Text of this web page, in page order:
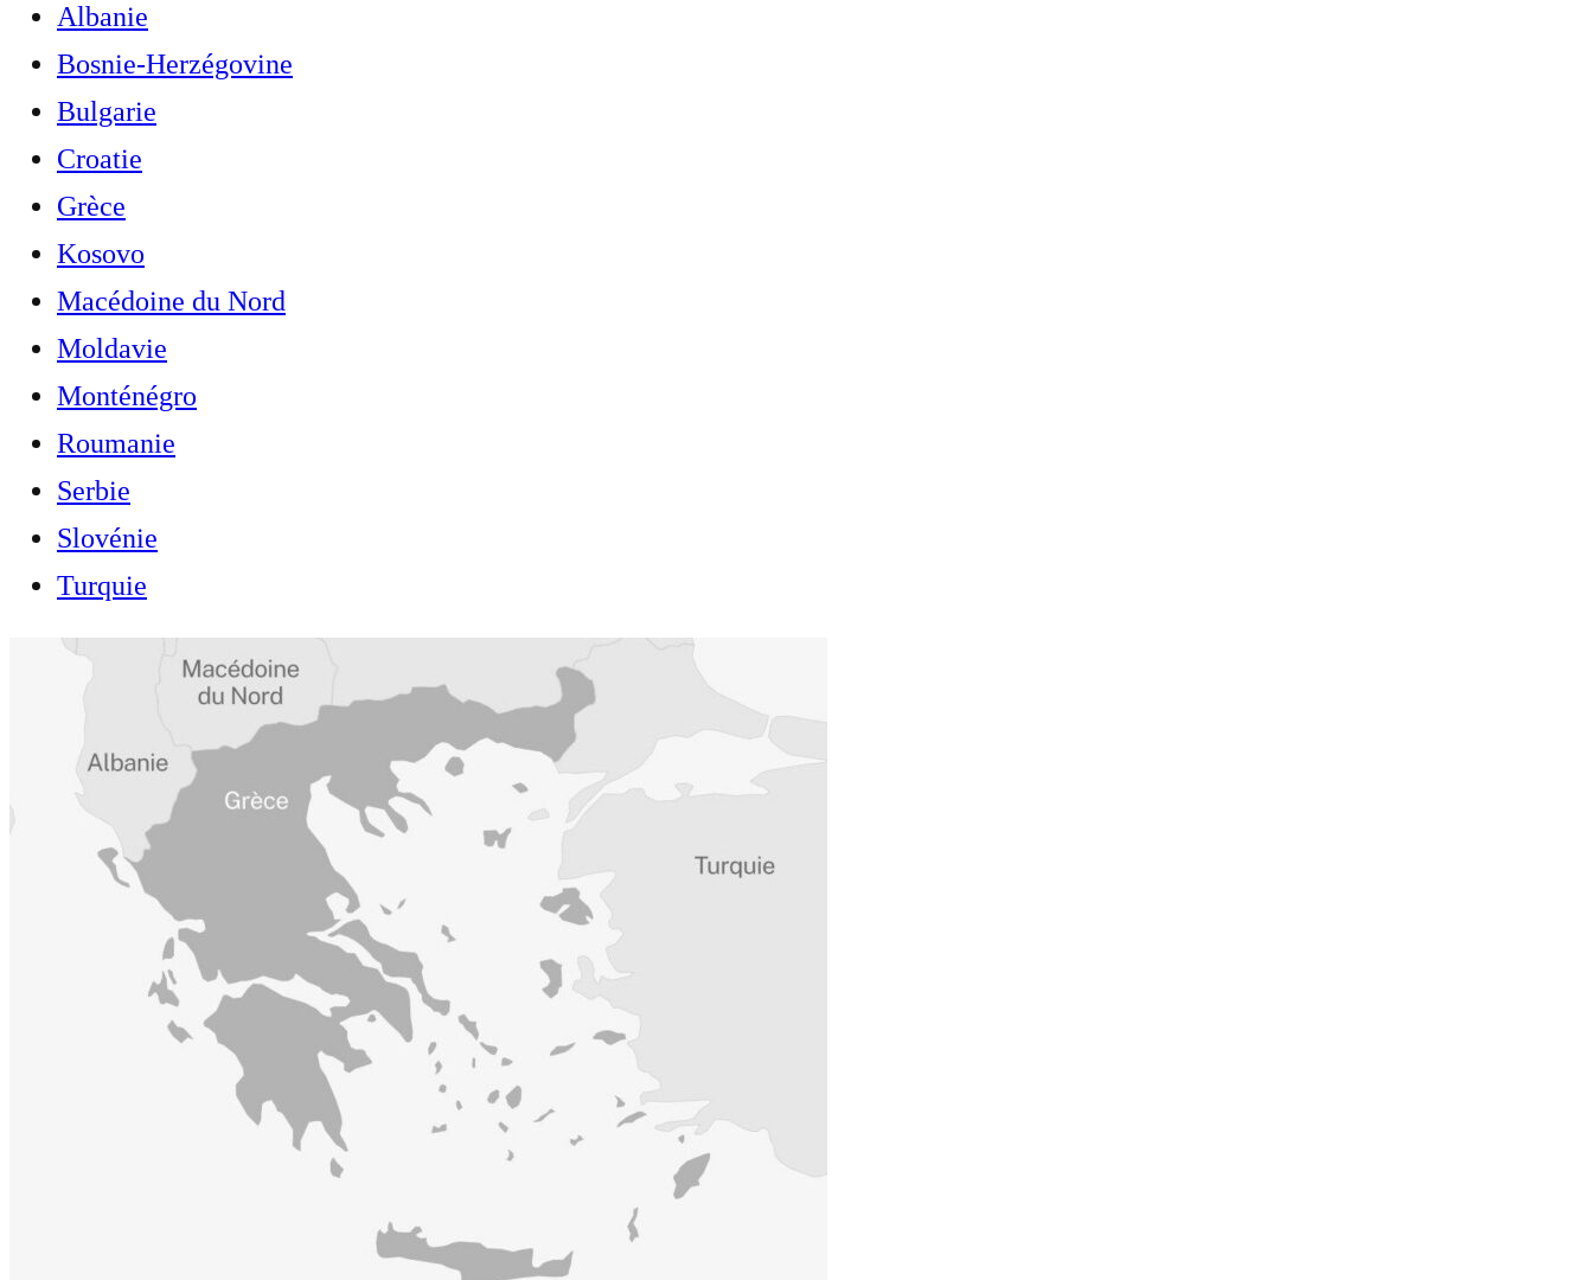
Albanie
Bosnie-Herzégovine
Bulgarie
Croatie
Grèce
Kosovo
Macédoine du Nord
Moldavie
Monténégro
Roumanie
Serbie
Slovénie
Turquie